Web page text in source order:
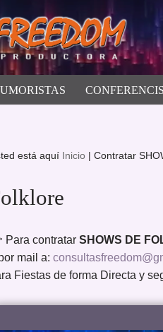
está aquí Inicio | Contratar
Para contratar SHOWS DE
mail a:
Fiestas de forma Directa y